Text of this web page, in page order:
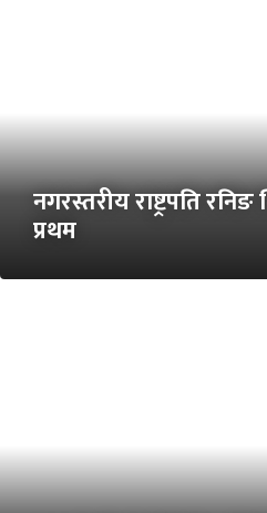
नगरस्तरीय राष्ट्रपति
प्रथम